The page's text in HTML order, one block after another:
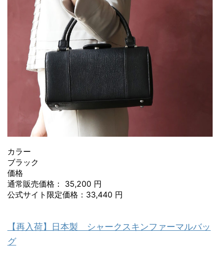
カラー
ブラック
価格
通常販売価格： 35,200 円
公式サイト限定価格：33,440 円
【再入荷】日本製 シャークスキンファーマルバッ
グ